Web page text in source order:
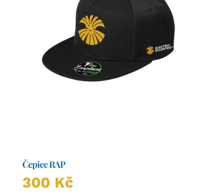
Čepice RAP
300 Kč